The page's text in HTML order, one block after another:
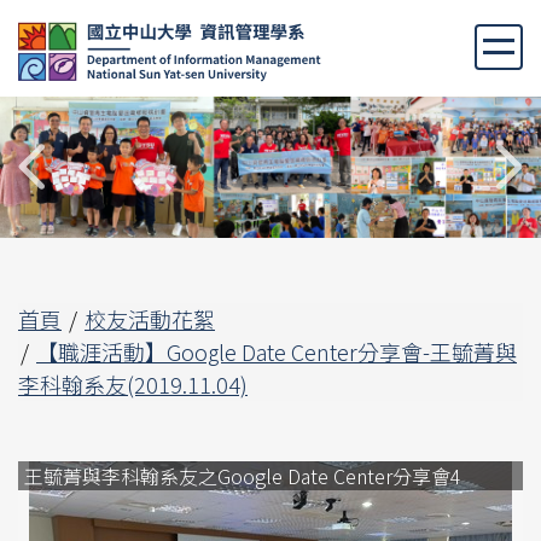
跳
到
主
要
內
容
區
首頁
校友活動花絮
【職涯活動】Google Date Center分享會-王毓菁與
李科翰系友(2019.11.04)
王毓菁與李科翰系友之Google Date Center分享會4